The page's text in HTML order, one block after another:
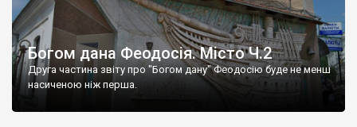
Богом дана Феодосія. Місто Ч.2
Друга частина звіту про "Богом дану" Феодосію буде не менш
насиченою ніж перша.